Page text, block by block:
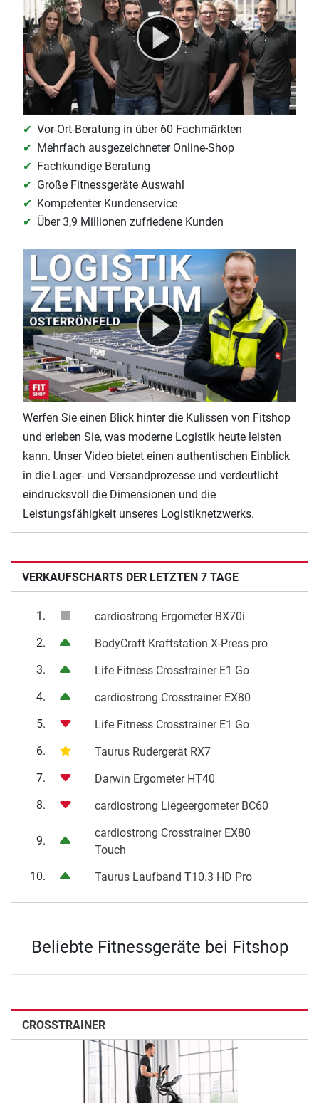
Vor-Ort-Beratung in über 60 Fachmärkten
Mehrfach ausgezeichneter Online-Shop
Fachkundige Beratung
Große Fitnessgeräte Auswahl
Kompetenter Kundenservice
Über 3,9 Millionen zufriedene Kunden
Werfen Sie einen Blick hinter die Kulissen von Fitshop
und erleben Sie, was moderne Logistik heute leisten
kann. Unser Video bietet einen authentischen Einblick
in die Lager- und Versandprozesse und verdeutlicht
eindrucksvoll die Dimensionen und die
Leistungsfähigkeit unseres Logistiknetzwerks.
VERKAUFSCHARTS DER LETZTEN 7 TAGE
1.
cardiostrong Ergometer BX70i
2.
BodyCraft Kraftstation X-Press pro
3.
Life Fitness Crosstrainer E1 Go
4.
cardiostrong Crosstrainer EX80
5.
Life Fitness Crosstrainer E1 Go
6.
Taurus Rudergerät RX7
7.
Darwin Ergometer HT40
8.
cardiostrong Liegeergometer BC60
9.
cardiostrong Crosstrainer EX80
Touch
10.
Taurus Laufband T10.3 HD Pro
Beliebte Fitnessgeräte bei Fitshop
CROSSTRAINER